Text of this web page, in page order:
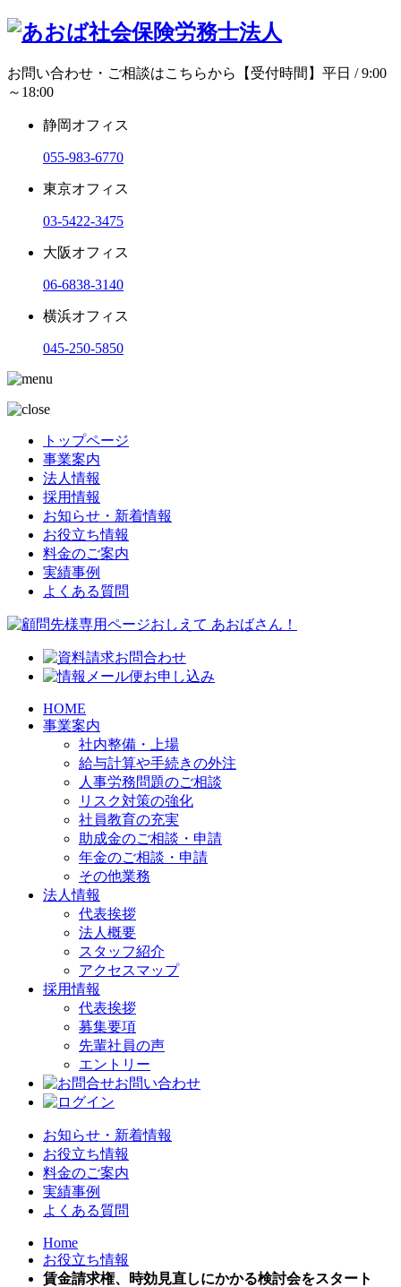
お問い合わせ・ご相談はこちらから
【受付時間】平日 / 9:00
～18:00
静岡オフィス
055-983-6770
東京オフィス
03-5422-3475
大阪オフィス
06-6838-3140
横浜オフィス
045-250-5850
トップページ
事業案内
法人情報
採用情報
お知らせ・新着情報
お役立ち情報
料金のご案内
実績事例
よくある質問
HOME
事業案内
社内整備・上場
給与計算や手続きの外注
人事労務問題のご相談
リスク対策の強化
社員教育の充実
助成金のご相談・申請
年金のご相談・申請
その他業務
法人情報
代表挨拶
法人概要
スタッフ紹介
アクセスマップ
採用情報
代表挨拶
募集要項
先輩社員の声
エントリー
お問い合わせ
お知らせ・新着情報
お役立ち情報
料金のご案内
実績事例
よくある質問
Home
お役立ち情報
賃金請求権、時効見直しにかかる検討会をスタート